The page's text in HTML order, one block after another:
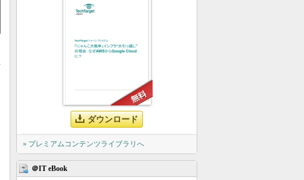
ダウンロード
» プレミアムコンテンツライブラリへ
＠IT eBook